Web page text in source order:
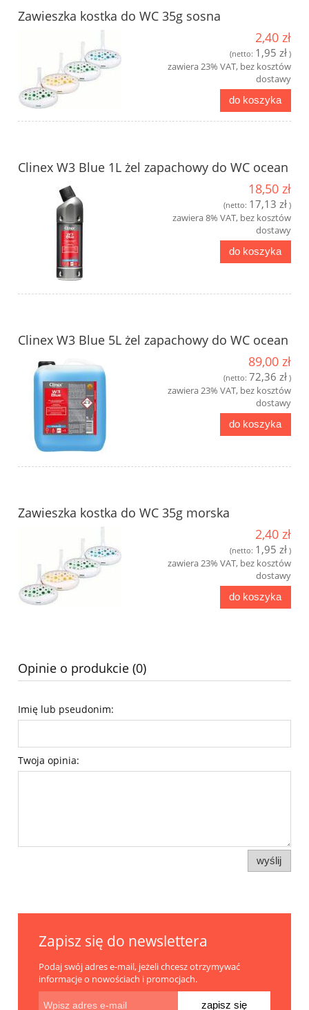
Zawieszka kostka do WC 35g sosna
2,40 zł
(netto: 1,95 zł )
zawiera 23% VAT, bez kosztów
dostawy
do koszyka
Clinex W3 Blue 1L żel zapachowy do WC ocean
18,50 zł
(netto: 17,13 zł )
zawiera 8% VAT, bez kosztów
dostawy
do koszyka
Clinex W3 Blue 5L żel zapachowy do WC ocean
89,00 zł
(netto: 72,36 zł )
zawiera 23% VAT, bez kosztów
dostawy
do koszyka
Zawieszka kostka do WC 35g morska
2,40 zł
(netto: 1,95 zł )
zawiera 23% VAT, bez kosztów
dostawy
do koszyka
Opinie o produkcie (0)
Imię lub pseudonim:
Twoja opinia:
wyślij
Zapisz się do newslettera
Podaj swój adres e-mail, jeżeli chcesz otrzymywać
informacje o nowościach i promocjach.
zapisz się